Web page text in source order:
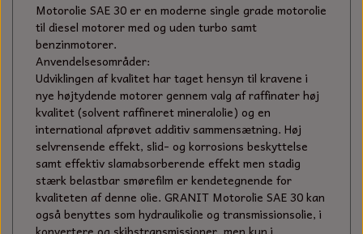
KÆDER TIL MOTORSAV
Motorolie SAE 30 er en moderne single grade motorolie
til diesel motorer med og uden turbo samt
benzinmotorer.
Anvendelsesområder:
Udviklingen af kvalitet har taget hensyn til kravene i
nye højtydende motorer gennem valg af raffinater høj
kvalitet (solvent raffineret mineralolie) og en
international afprøvet additiv sammensætning. Høj
selvrensende effekt, slid- og korrosions beskyttelse
samt effektiv slamabsorberende effekt men stadig
stærk belastbar smørefilm er kendetegnende for
kvaliteten af denne olie. GRANIT Motorolie SAE 30 kan
også benyttes som hydraulikolie og transmissionsolie, i